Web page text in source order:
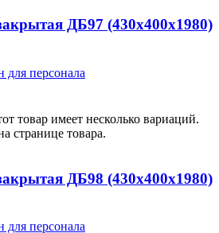
ДБ97 (430х400х1980)
персонала
товар имеет несколько вариаций.
странице товара.
ДБ98 (430х400х1980)
персонала